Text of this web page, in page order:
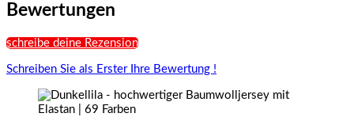
Bewertungen
schreibe deine Rezension
Schreiben Sie als Erster Ihre Bewertung !